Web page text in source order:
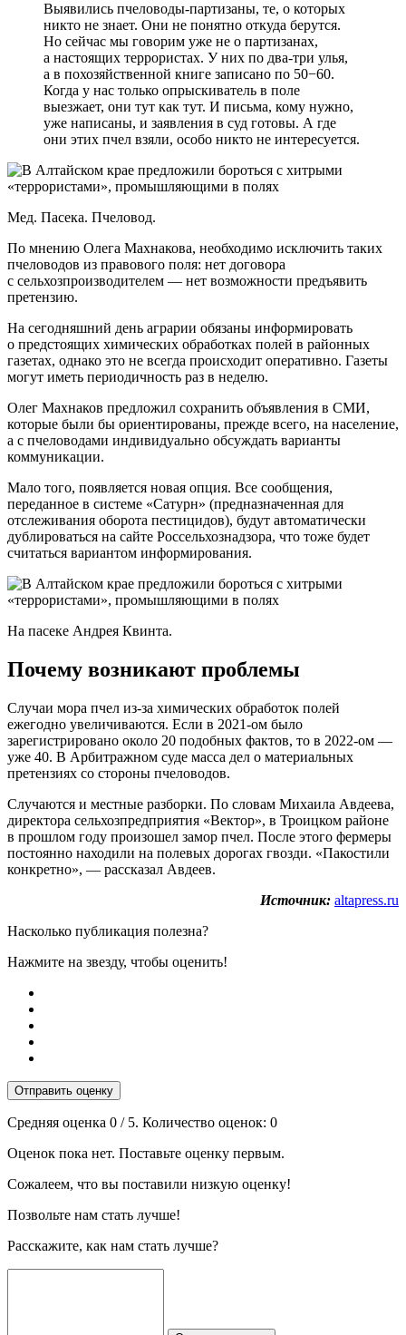
Выявились пчеловоды-партизаны, те, о которых
никто не знает. Они не понятно откуда берутся.
Но сейчас мы говорим уже не о партизанах,
а настоящих террористах. У них по два-три улья,
а в похозяйственной книге записано по 50−60.
Когда у нас только опрыскиватель в поле
выезжает, они тут как тут. И письма, кому нужно,
уже написаны, и заявления в суд готовы. А где
они этих пчел взяли, особо никто не интересуется.
Мед. Пасека. Пчеловод.
По мнению Олега Махнакова, необходимо исключить таких
пчеловодов из правового поля: нет договора
с сельхозпроизводителем — нет возможности предъявить
претензию.
На сегодняшний день аграрии обязаны информировать
о предстоящих химических обработках полей в районных
газетах, однако это не всегда происходит оперативно. Газеты
могут иметь периодичность раз в неделю.
Олег Махнаков предложил сохранить объявления в СМИ,
которые были бы ориентированы, прежде всего, на население,
а с пчеловодами индивидуально обсуждать варианты
коммуникации.
Мало того, появляется новая опция. Все сообщения,
переданное в системе «Сатурн» (предназначенная для
отслеживания оборота пестицидов), будут автоматически
дублироваться на сайте Россельхознадзора, что тоже будет
считаться вариантом информирования.
На пасеке Андрея Квинта.
Почему возникают проблемы
Случаи мора пчел из-за химических обработок полей
ежегодно увеличиваются. Если в 2021-ом было
зарегистрировано около 20 подобных фактов, то в 2022-ом —
уже 40. В Арбитражном суде масса дел о материальных
претензиях со стороны пчеловодов.
Случаются и местные разборки. По словам Михаила Авдеева,
директора сельхозпредприятия «Вектор», в Троицком районе
в прошлом году произошел замор пчел. После этого фермеры
постоянно находили на полевых дорогах гвозди. «Пакостили
конкретно», — рассказал Авдеев.
Источник: altapress.ru
Насколько публикация полезна?
Нажмите на звезду, чтобы оценить!
Отправить оценку
Средняя оценка 0 / 5. Количество оценок: 0
Оценок пока нет. Поставьте оценку первым.
Сожалеем, что вы поставили низкую оценку!
Позвольте нам стать лучше!
Расскажите, как нам стать лучше?